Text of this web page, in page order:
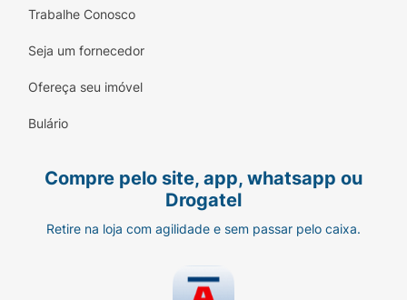
testado.
Especificações Técnicas:
Marca:Lecieza
Produto:
Sensível
Trabalhe Conosco
Seja um fornecedor
Ofereça seu imóvel
Bulário
Compre pelo site, app, whatsapp ou
Drogatel
Retire na loja com agilidade e sem passar pelo caixa.